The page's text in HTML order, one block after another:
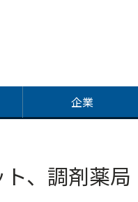
企業
、調剤薬局